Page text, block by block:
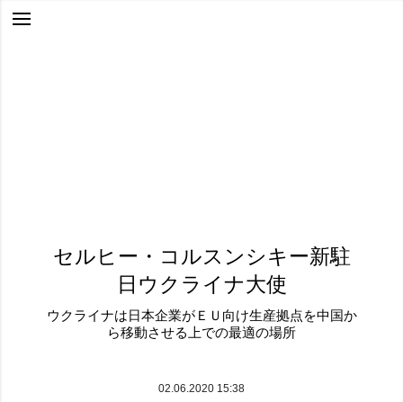
セルヒー・コルスンシキー新駐
日ウクライナ大使
ウクライナは日本企業がＥＵ向け生産拠点を中国か
ら移動させる上での最適の場所
02.06.2020 15:38